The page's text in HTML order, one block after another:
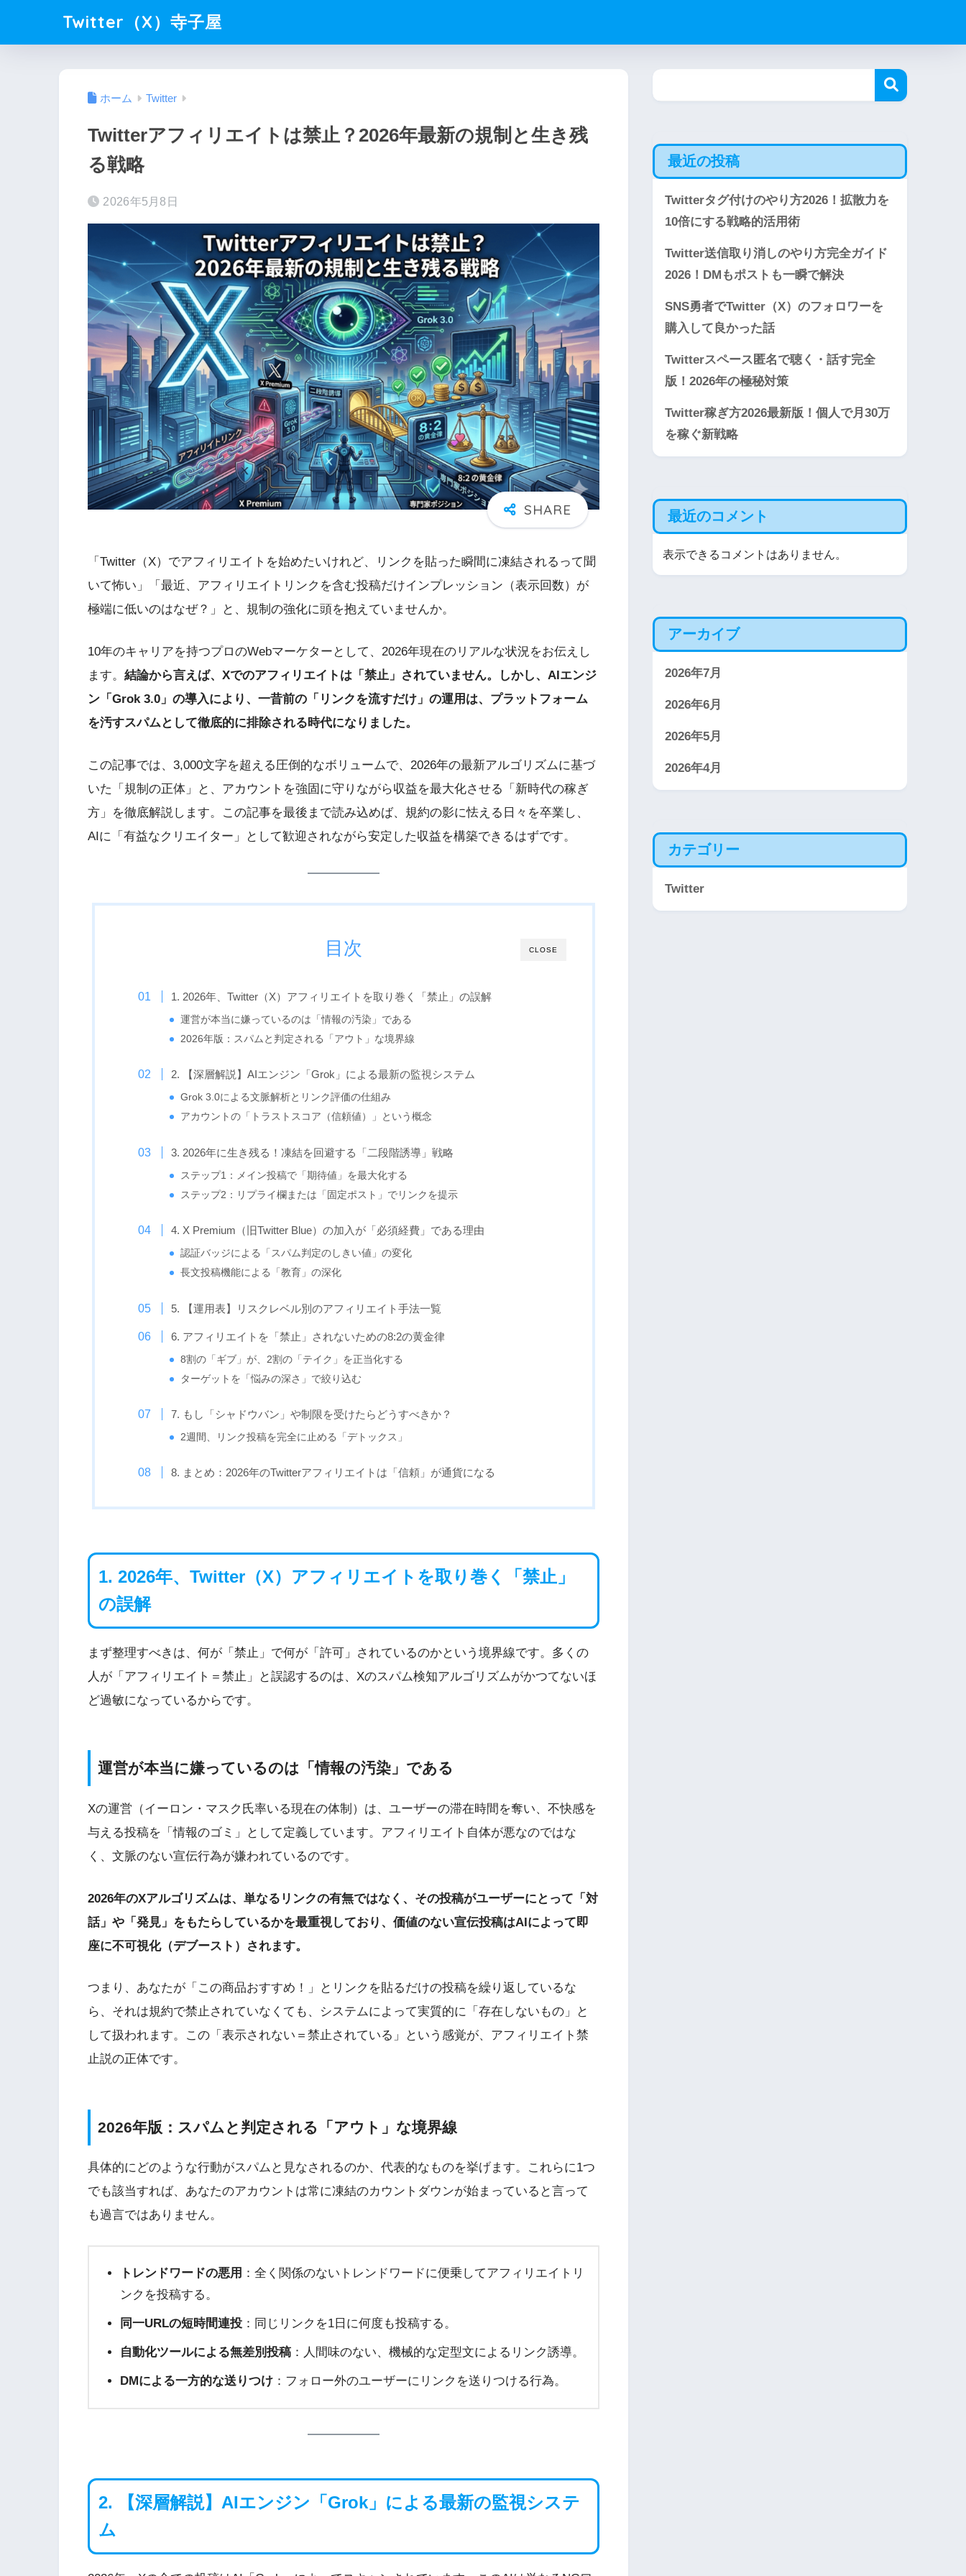
Twitter（X）寺子屋
ホーム Twitter
Twitterアフィリエイトは禁止？2026年最新の規制と生き残
る戦略
2026年5月8日
「Twitter（X）でアフィリエイトを始めたいけれど、リンクを貼った瞬間に凍結されるって聞
いて怖い」「最近、アフィリエイトリンクを含む投稿だけインプレッション（表示回数）が
極端に低いのはなぜ？」と、規制の強化に頭を抱えていませんか。
10年のキャリアを持つプロのWebマーケターとして、2026年現在のリアルな状況をお伝えし
ます。 結論から言えば、Xでのアフィリエイトは「禁止」されていません。しかし、AIエンジ
ン「Grok 3.0」の導入により、一昔前の「リンクを流すだけ」の運用は、プラットフォーム
を汚すスパムとして徹底的に排除される時代になりました。
この記事では、3,000文字を超える圧倒的なボリュームで、2026年の最新アルゴリズムに基づ
いた「規制の正体」と、アカウントを強固に守りながら収益を最大化させる「新時代の稼ぎ
方」を徹底解説します。この記事を最後まで読み込めば、規約の影に怯える日々を卒業し、
AIに「有益なクリエイター」として歓迎されながら安定した収益を構築できるはずです。
CLOSE
目次
1. 2026年、Twitter（X）アフィリエイトを取り巻く「禁止」の誤解
運営が本当に嫌っているのは「情報の汚染」である
2026年版：スパムと判定される「アウト」な境界線
2. 【深層解説】AIエンジン「Grok」による最新の監視システム
Grok 3.0による文脈解析とリンク評価の仕組み
アカウントの「トラストスコア（信頼値）」という概念
3. 2026年に生き残る！凍結を回避する「二段階誘導」戦略
ステップ1：メイン投稿で「期待値」を最大化する
ステップ2：リプライ欄または「固定ポスト」でリンクを提示
4. X Premium（旧Twitter Blue）の加入が「必須経費」である理由
認証バッジによる「スパム判定のしきい値」の変化
長文投稿機能による「教育」の深化
5. 【運用表】リスクレベル別のアフィリエイト手法一覧
6. アフィリエイトを「禁止」されないための8:2の黄金律
8割の「ギブ」が、2割の「テイク」を正当化する
ターゲットを「悩みの深さ」で絞り込む
7. もし「シャドウバン」や制限を受けたらどうすべきか？
2週間、リンク投稿を完全に止める「デトックス」
8. まとめ：2026年のTwitterアフィリエイトは「信頼」が通貨になる
1. 2026年、Twitter（X）アフィリエイトを取り巻く「禁止」
の誤解
まず整理すべきは、何が「禁止」で何が「許可」されているのかという境界線です。多くの
人が「アフィリエイト＝禁止」と誤認するのは、Xのスパム検知アルゴリズムがかつてないほ
ど過敏になっているからです。
運営が本当に嫌っているのは「情報の汚染」である
Xの運営（イーロン・マスク氏率いる現在の体制）は、ユーザーの滞在時間を奪い、不快感を
与える投稿を「情報のゴミ」として定義しています。アフィリエイト自体が悪なのではな
く、文脈のない宣伝行為が嫌われているのです。
2026年のXアルゴリズムは、単なるリンクの有無ではなく、その投稿がユーザーにとって「対
話」や「発見」をもたらしているかを最重視しており、価値のない宣伝投稿はAIによって即
座に不可視化（デブースト）されます。
つまり、あなたが「この商品おすすめ！」とリンクを貼るだけの投稿を繰り返しているな
ら、それは規約で禁止されていなくても、システムによって実質的に「存在しないもの」と
して扱われます。この「表示されない＝禁止されている」という感覚が、アフィリエイト禁
止説の正体です。
2026年版：スパムと判定される「アウト」な境界線
具体的にどのような行動がスパムと見なされるのか、代表的なものを挙げます。これらに1つ
でも該当すれば、あなたのアカウントは常に凍結のカウントダウンが始まっていると言って
も過言ではありません。
トレンドワードの悪用 ：全く関係のないトレンドワードに便乗してアフィリエイトリ
ンクを投稿する。
同一URLの短時間連投：同じリンクを1日に何度も投稿する。
自動化ツールによる無差別投稿：人間味のない、機械的な定型文によるリンク誘導。
DMによる一方的な送りつけ：フォロー外のユーザーにリンクを送りつける行為。
2. 【深層解説】AIエンジン「Grok」による最新の監視システ
ム
最近の投稿
Twitterタグ付けのやり方2026！拡散力を
10倍にする戦略的活用術
Twitter送信取り消しのやり方完全ガイド
2026！DMもポストも一瞬で解決
SNS勇者でTwitter（X）のフォロワーを
購入して良かった話
Twitterスペース匿名で聴く・話す完全
版！2026年の極秘対策
Twitter稼ぎ方2026最新版！個人で月30万
を稼ぐ新戦略
最近のコメント
表示できるコメントはありません。
アーカイブ
2026年7月
2026年6月
2026年5月
2026年4月
カテゴリー
Twitter